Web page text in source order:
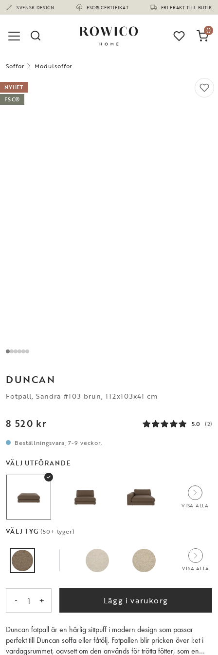
SVENSK DESIGN FSC®-CERTIFIKAT FRI FRAKT TILL BUTIK
(1673)
0
Soffor Modulsoffor
NYHET
FSC®
DUNCAN
Fotpall, Sandra #103 brun, 112x103x41 cm
8 520 kr 5.0 (2)
Beställningsvara, 7-9 veckor.
VÄLJ UTFÖRANDE
VISA ALLA
VÄLJ TYG (50+ tyger)
VISA ALLA
- 1 + Lägg i varukorg
Duncan fotpall är en härlig sittpuff i modern design som passar
perfekt till Duncan soffa eller fåtölj. Fotpallen blir pricken över i:et i
vardagsrummet, oavsett om den används för trötta fötter, som en